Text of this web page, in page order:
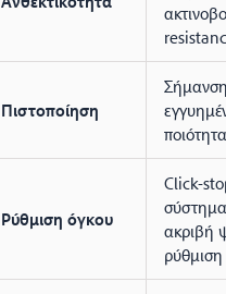
Πιστοποίηση
Σήμανση
ποιότητα
Ρύθμιση όγκου
Click-
ακριβή
ρύθμιση